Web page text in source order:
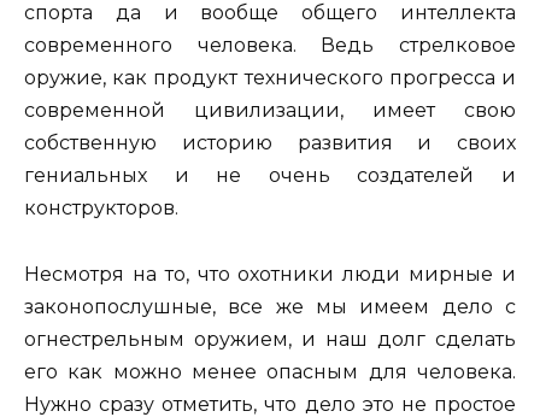
спорта да и вообще общего интеллекта
современного человека. Ведь стрелковое
оружие, как продукт технического прогресса и
современной цивилизации, имеет свою
собственную историю развития и своих
гениальных и не очень создателей и
конструкторов.
Несмотря на то, что охотники люди мирные и
законопослушные, все же мы имеем дело с
огнестрельным оружием, и наш долг сделать
его как можно менее опасным для человека.
Нужно сразу отметить, что дело это не простое